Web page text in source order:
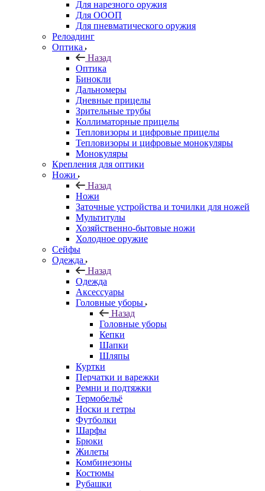
Для нарезного оружия
Для ОООП
Для пневматического оружия
Релоадинг
Оптика
Назад
Оптика
Бинокли
Дальномеры
Дневные прицелы
Зрительные трубы
Коллиматорные прицелы
Тепловизоры и цифровые прицелы
Тепловизоры и цифровые монокуляры
Монокуляры
Крепления для оптики
Ножи
Назад
Ножи
Заточные устройства и точилки для ножей
Мультитулы
Хозяйственно-бытовые ножи
Холодное оружие
Сейфы
Одежда
Назад
Одежда
Аксессуары
Головные уборы
Назад
Головные уборы
Кепки
Шапки
Шляпы
Куртки
Перчатки и варежки
Ремни и подтяжки
Термобельё
Носки и гетры
Футболки
Шарфы
Брюки
Жилеты
Комбинезоны
Костюмы
Рубашки